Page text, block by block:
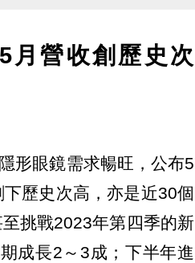
月營收創歷史次
形眼鏡需求暢旺，公布5
歷史次高，亦是近30個
挑戰2023年第四季的新
成長2～3成；下半年進